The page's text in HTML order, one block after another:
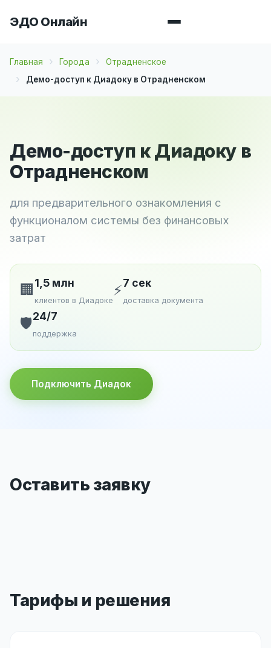
ЭДО Онлайн
Главная Города
Отрадненское
Демо-доступ к Диадоку в Отрадненском
Демо-доступ к Диадоку в
Отрадненском
для предварительного ознакомления с
функционалом системы без финансовых
затрат
🏢 1,5 млн
клиентов в Диадоке
⚡7 сек
доставка документа
🛡️24/7
поддержка
Подключить Диадок
Оставить заявку
Тарифы и решения